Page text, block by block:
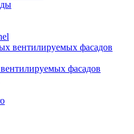
вентилируемых фасадов
фасадов